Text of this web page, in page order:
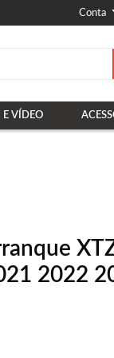
Conta
E VÍDEO
2022